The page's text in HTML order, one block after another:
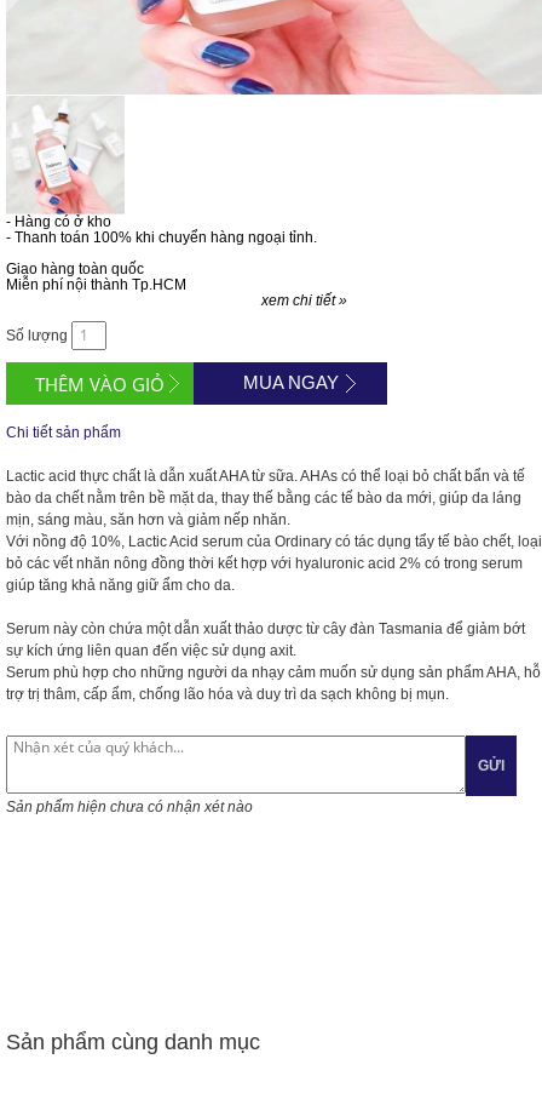
- Hàng có ở kho
- Thanh toán 100% khi chuyển hàng ngoại tỉnh.
Giao hàng toàn quốc
Miễn phí nội thành Tp.HCM
xem chi tiết »
Số lượng
MUA NGAY
Chi tiết sản phẩm
Lactic acid thực chất là dẫn xuất AHA từ sữa. AHAs có thể loại bỏ chất bẩn và tế
bào da chết nằm trên bề mặt da, thay thế bằng các tế bào da mới, giúp da láng
mịn, sáng màu, săn hơn và giảm nếp nhăn.
Với nồng độ 10%, Lactic Acid serum của Ordinary có tác dụng tẩy tế bào chết, loại
bỏ các vết nhăn nông đồng thời kết hợp với hyaluronic acid 2% có trong serum
giúp tăng khả năng giữ ẩm cho da.
Serum này còn chứa một dẫn xuất thảo dược từ cây đàn Tasmania để giảm bớt
sự kích ứng liên quan đến việc sử dụng axit.
Serum phù hợp cho những người da nhạy cảm muốn sử dụng sản phẩm AHA, hỗ
trợ trị thâm, cấp ẩm, chống lão hóa và duy trì da sạch không bị mụn.
GỬI
Sản phẩm hiện chưa có nhận xét nào
Sản phẩm cùng danh mục